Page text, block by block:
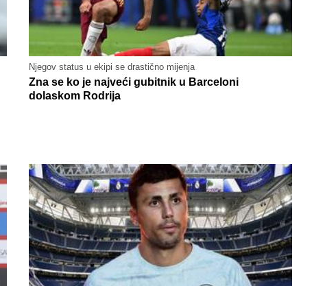
Njegov status u ekipi se drastično mijenja
Zna se ko je najveći gubitnik u Barceloni
dolaskom Rodrija